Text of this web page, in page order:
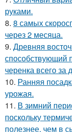
руками.
8. 8 самых
через 2 месяца.
9. Древняя
способствующий
черенка всего за
10. Ранняя
урожая.
11. В зимний
поскольку
полезнее, чем в